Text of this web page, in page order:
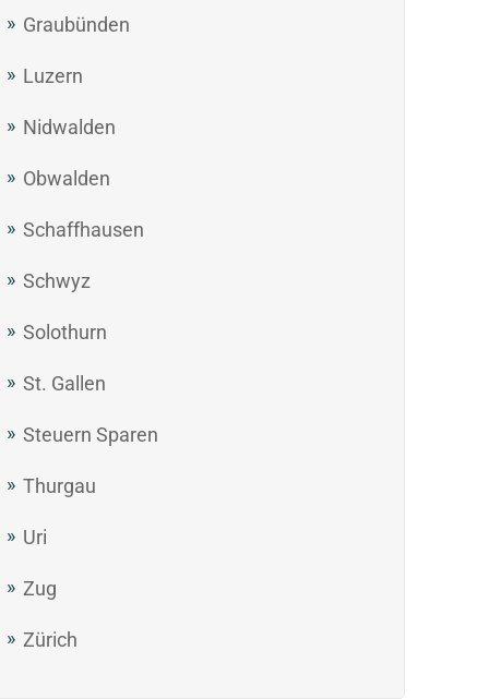
Graubünden
Luzern
Nidwalden
Obwalden
Schaffhausen
Schwyz
Solothurn
St. Gallen
Steuern Sparen
Thurgau
Uri
Zug
Zürich